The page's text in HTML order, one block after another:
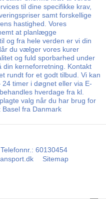
til dine specifikke krav,
samt forskellige
hastighed. Vores
at planlægge
og fra hele verden er vi din
du vælger vores kurer
og fuld sporbarhed under
din kerneforretning. Kontakt
rundt for et godt tilbud. Vi kan
timer i døgnet eller via E-
hverdage fra kl.
valg når du har brug for
Basel fra Danmark
Telefonnr.: 60130454
Sitemap